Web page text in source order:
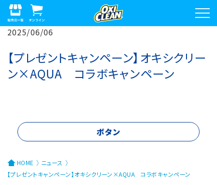
2025/06/06
【プレゼントキャンペーン】オキシクリー
ン×AQUA コラボキャンペーン
ボタン
HOME
ニュース
【プレゼントキャンペーン】オキシクリーン×AQUA コラボキャンペーン